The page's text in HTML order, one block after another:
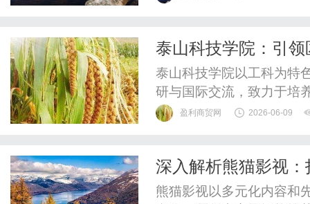
粒？770GHM耐磨改性颗
泰山科技学院：引
泰山科技学院以工科为特
研与国际交流，致力于培
盈利商贸网 2026-06-09
深入解析熊猫影视
熊猫影视以多元化内容和